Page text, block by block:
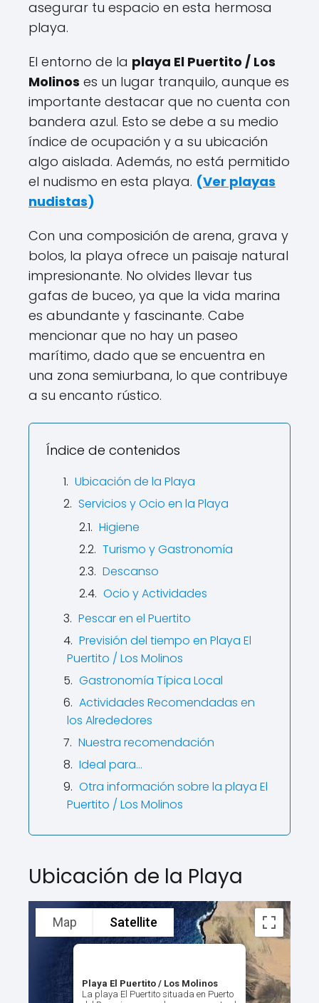
asegurar tu espacio en esta hermosa
playa.
El entorno de la playa El Puertito / Los
Molinos es un lugar tranquilo, aunque es
importante destacar que no cuenta con
bandera azul. Esto se debe a su medio
índice de ocupación y a su ubicación
algo aislada. Además, no está permitido
el nudismo en esta playa. (Ver playas
nudistas)
Con una composición de arena, grava y
bolos, la playa ofrece un paisaje natural
impresionante. No olvides llevar tus
gafas de buceo, ya que la vida marina
es abundante y fascinante. Cabe
mencionar que no hay un paseo
marítimo, dado que se encuentra en
una zona semiurbana, lo que contribuye
a su encanto rústico.
Índice de contenidos
Ubicación de la Playa
Servicios y Ocio en la Playa
Higiene
Turismo y Gastronomía
Descanso
Ocio y Actividades
Pescar en el Puertito
Previsión del tiempo en Playa El
Puertito / Los Molinos
Gastronomía Típica Local
Actividades Recomendadas en
los Alrededores
Nuestra recomendación
Ideal para…
Otra información sobre la playa El
Puertito / Los Molinos
Ubicación de la Playa
Playa El Puertito / Los Molinos
La playa El Puertito situada en Puerto
Map Satellite